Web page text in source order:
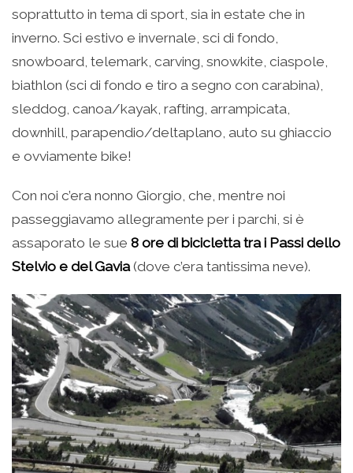
soprattutto in tema di sport, sia in estate che in
inverno. Sci estivo e invernale, sci di fondo,
snowboard, telemark, carving, snowkite, ciaspole,
biathlon (sci di fondo e tiro a segno con carabina),
sleddog, canoa/kayak, rafting, arrampicata,
downhill, parapendio/deltaplano, auto su ghiaccio
e ovviamente bike!
Con noi c’era nonno Giorgio, che, mentre noi
passeggiavamo allegramente per i parchi, si è
assaporato le sue 8 ore di bicicletta tra i Passi dello
Stelvio e del Gavia(dove c’era tantissima neve).